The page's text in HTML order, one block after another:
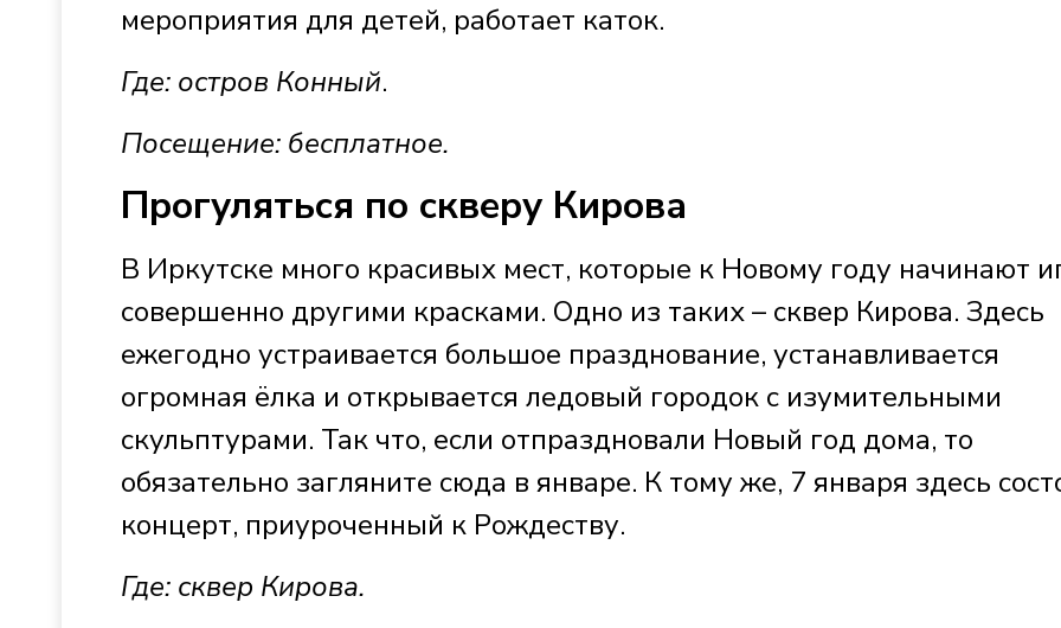
мероприятия для детей, работает каток.
Где: остров Конный.
Посещение: бесплатное.
Прогуляться по скверу Кирова
В Иркутске много красивых мест, которые к Новому году начинают
совершенно другими красками. Одно из таких – сквер Кирова. Здесь
ежегодно устраивается большое празднование, устанавливается
огромная ёлка и открывается ледовый городок с изумительными
скульптурами. Так что, если отпраздновали Новый год дома, то
обязательно загляните сюда в январе. К тому же, 7 января здесь
концерт, приуроченный к Рождеству.
Где: сквер Кирова.